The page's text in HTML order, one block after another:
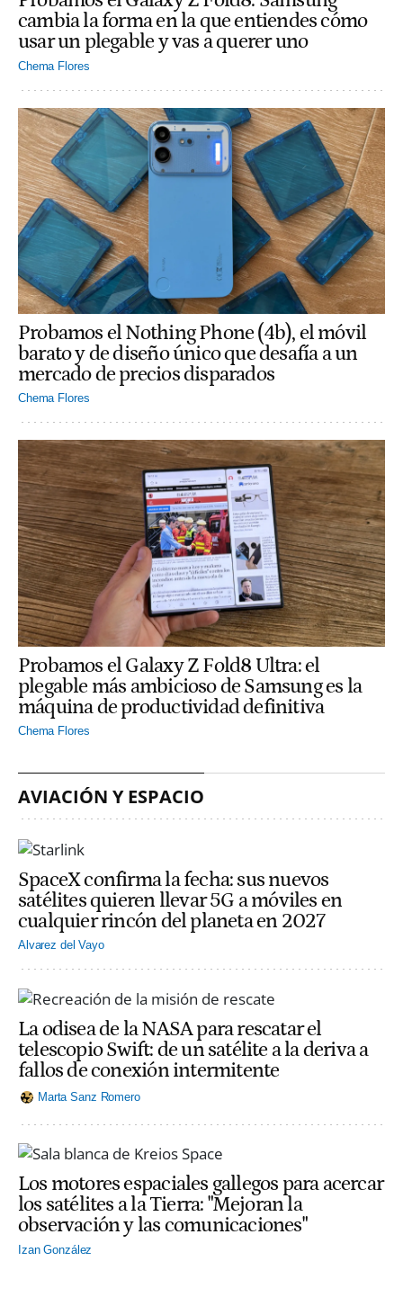
cambia la forma en la que entiendes cómo
usar un plegable y vas a querer uno
Chema Flores
Probamos el Nothing Phone (4b), el móvil
barato y de diseño único que desafía a un
mercado de precios disparados
Chema Flores
Probamos el Galaxy Z Fold8 Ultra: el
plegable más ambicioso de Samsung es la
máquina de productividad definitiva
Chema Flores
AVIACIÓN Y ESPACIO
SpaceX confirma la fecha: sus nuevos
satélites quieren llevar 5G a móviles en
cualquier rincón del planeta en 2027
Alvarez del Vayo
La odisea de la NASA para rescatar el
telescopio Swift: de un satélite a la deriva a
fallos de conexión intermitente
Marta Sanz Romero
Los motores espaciales gallegos para acercar
los satélites a la Tierra: "Mejoran la
observación y las comunicaciones"
Izan González